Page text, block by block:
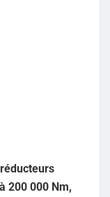
200 000 Nm,